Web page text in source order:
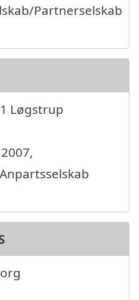
Partnerselskab
Løgstrup